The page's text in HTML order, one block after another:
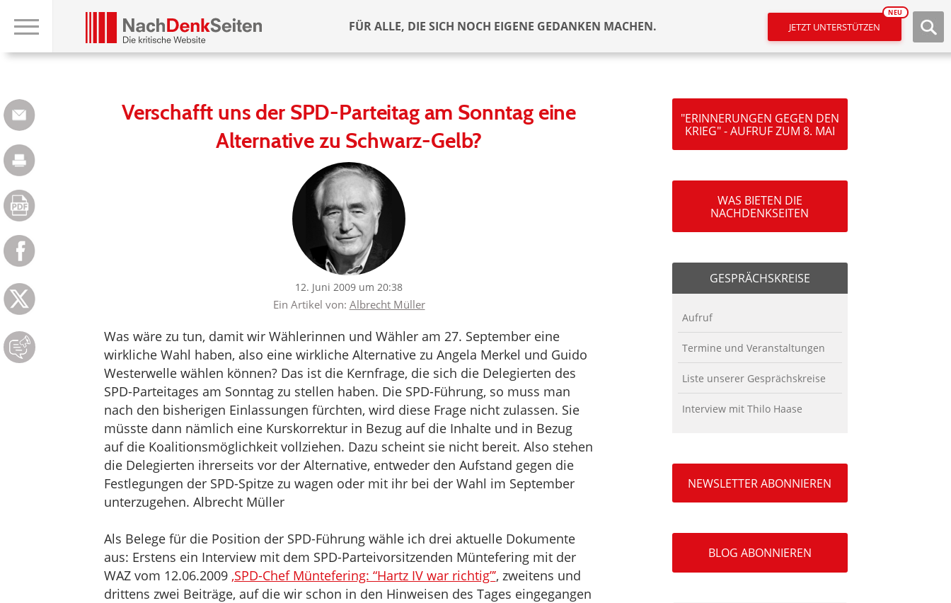
FÜR ALLE, DIE SICH NOCH EIGENE GEDANKEN MACHEN. JETZT UNTERSTÜTZEN
NEU
Verschafft uns der SPD-Parteitag am Sonntag eine
Alternative zu Schwarz-Gelb?
12. Juni 2009 um 20:38
Ein Artikel von: Albrecht Müller
Was wäre zu tun, damit wir Wählerinnen und Wähler am 27. September eine
wirkliche Wahl haben, also eine wirkliche Alternative zu Angela Merkel und Guido
Westerwelle wählen können? Das ist die Kernfrage, die sich die Delegierten des
SPD-Parteitages am Sonntag zu stellen haben. Die SPD-Führung, so muss man
nach den bisherigen Einlassungen fürchten, wird diese Frage nicht zulassen. Sie
müsste dann nämlich eine Kurskorrektur in Bezug auf die Inhalte und in Bezug
auf die Koalitionsmöglichkeit vollziehen. Dazu scheint sie nicht bereit. Also stehen
die Delegierten ihrerseits vor der Alternative, entweder den Aufstand gegen die
Festlegungen der SPD-Spitze zu wagen oder mit ihr bei der Wahl im September
unterzugehen. Albrecht Müller
Als Belege für die Position der SPD-Führung wähle ich drei aktuelle Dokumente
aus: Erstens ein Interview mit dem SPD-Parteivorsitzenden Müntefering mit der
WAZ vom 12.06.2009 ‚SPD-Chef Müntefering: “Hartz IV war richtig”’, zweitens und
drittens zwei Beiträge, auf die wir schon in den Hinweisen des Tages eingegangen
"ERINNERUNGEN GEGEN DEN
KRIEG" - AUFRUF ZUM 8. MAI
WAS BIETEN DIE
NACHDENKSEITEN
GESPRÄCHSKREISE
Aufruf
Termine und Veranstaltungen
Liste unserer Gesprächskreise
Interview mit Thilo Haase
NEWSLETTER ABONNIEREN
BLOG ABONNIEREN